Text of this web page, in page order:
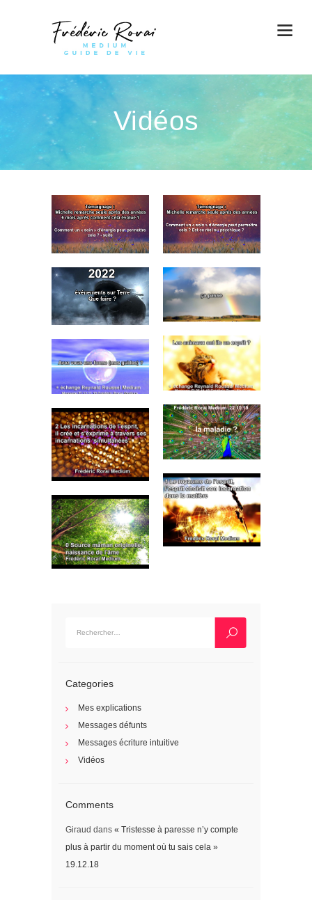
Vidéos
Categories
Mes explications
Messages défunts
Messages écriture intuitive
Vidéos
Comments
Giraud dans « Tristesse à paresse n’y compte
plus à partir du moment où tu sais cela »
19.12.18